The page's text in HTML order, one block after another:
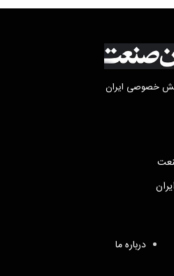
خصوصی ایران
درباره ما